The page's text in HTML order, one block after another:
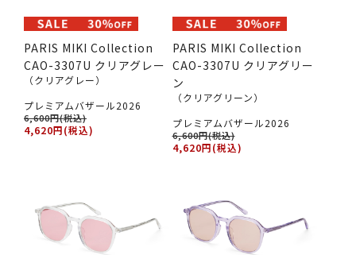
PARIS MIKI Collection
CAO-3307U クリアグレー
（クリアグレー）
プレミアムバザール2026
6,600円(税込)
4,620円(税込)
PARIS MIKI Collection
CAO-3307U クリアグリー
ン
（クリアグリーン）
プレミアムバザール2026
6,600円(税込)
4,620円(税込)